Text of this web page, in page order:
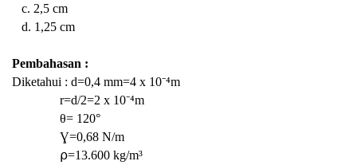
c. 2,5 cm
d. 1,25 cm
Pembahasan :
Diketahui : d=0,4 mm=4 x 10⁻⁴m
r=d/2=2 x 10⁻⁴m
θ= 120°
Ɣ=0,68 N/m
⍴=13.600 kg/m³